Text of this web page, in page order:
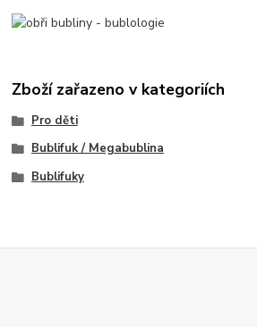
Zboží zařazeno v kategoriích
Pro děti
Bublifuk / Megabublina
Bublifuky